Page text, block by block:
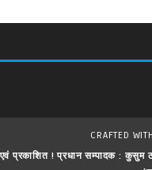
CRAFTED WITH
एवं प्रकाशित ! प्रधान सम्पादक :